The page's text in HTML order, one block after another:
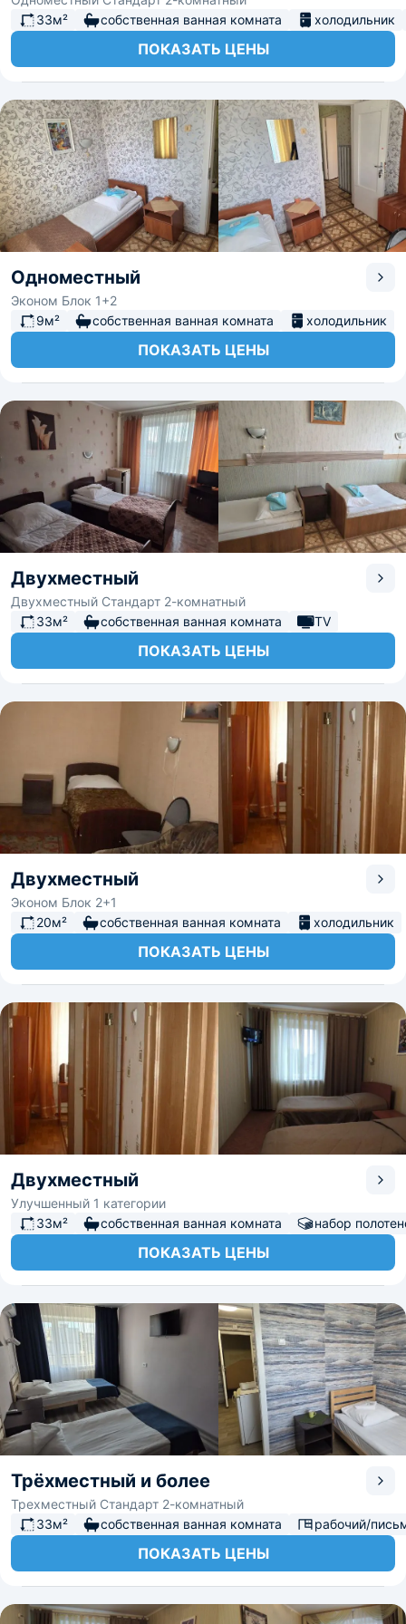
33м²
собственная ванная комната холодильник
ПОКАЗАТЬ ЦЕНЫ
Одноместный
Эконом Блок 1+2
9м²
собственная ванная комната холодильник
ПОКАЗАТЬ ЦЕНЫ
Двухместный
Двухместный Стандарт 2-комнатный
33м²
собственная ванная комната TV
ПОКАЗАТЬ ЦЕНЫ
Двухместный
Эконом Блок 2+1
20м²
собственная ванная комната холодильник
ПОКАЗАТЬ ЦЕНЫ
Двухместный
Улучшенный 1 категории
33м²
собственная ванная комната набор
ПОКАЗАТЬ ЦЕНЫ
Трёхместный и более
Трехместный Стандарт 2-комнатный
33м²
собственная ванная комната рабочий/
ПОКАЗАТЬ ЦЕНЫ